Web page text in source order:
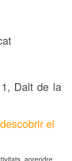
Dalt de la
el
,aprendre,